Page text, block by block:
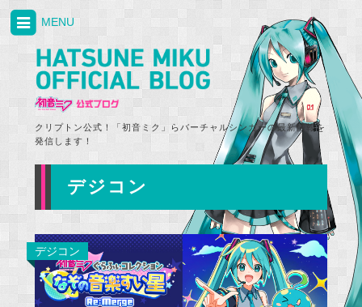
クリプトン公式！「初音ミク」らバーチャルシンガーの最新情報を
発信します！
MENU
デジコン
デジコン